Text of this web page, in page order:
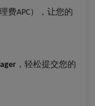
费APC），让您的
，轻松提交您的